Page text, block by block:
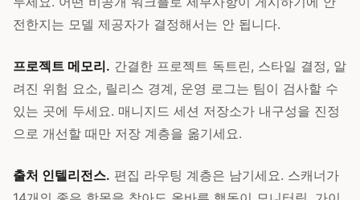
전한지는 모델 제공자가 결정해서는 안 됩니다.
프로젝트 메모리. 간결한 프로젝트 독트린, 스타일 결정, 알
려진 위험 요소, 릴리스 경계, 운영 로그는 팀이 검사할 수
있는 곳에 두세요. 매니지드 세션 저장소가 내구성을 진정
으로 개선할 때만 저장 계층을 옮기세요.
출처 인텔리전스. 편집 라우팅 계층은 남기세요. 스캐너가